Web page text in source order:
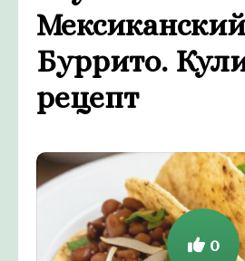
Мексиканский
Буррито.
рецепт
0